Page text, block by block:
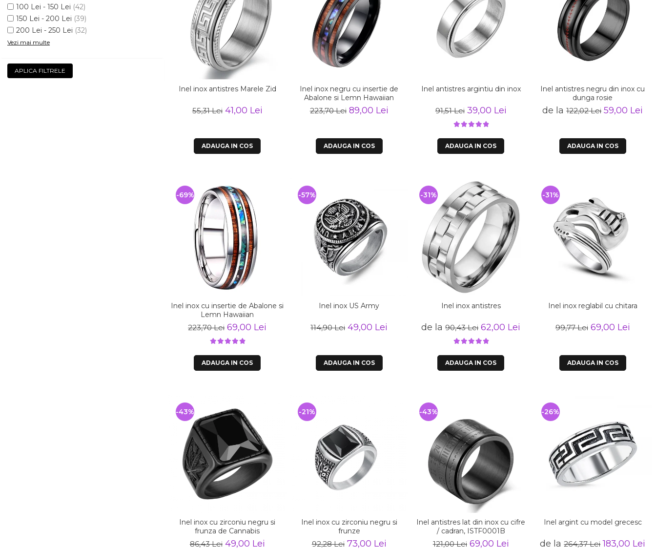
100 Lei - 150 Lei (42)
150 Lei - 200 Lei (39)
200 Lei - 250 Lei (32)
Vezi mai multe
APLICA FILTRELE
Inel inox antistres Marele Zid
55,31 Lei 41,00 Lei
ADAUGA IN COS
Inel inox negru cu insertie de
Abalone si Lemn Hawaiian
223,70 Lei 89,00 Lei
ADAUGA IN COS
Inel antistres argintiu din inox
91,51 Lei 39,00 Lei
ADAUGA IN COS
Inel antistres negru din inox cu
dunga rosie
de la122,02 Lei 59,00 Lei
ADAUGA IN COS
Inel inox cu insertie de Abalone si
Lemn Hawaiian
223,70 Lei 69,00 Lei
-69%
ADAUGA IN COS
Inel inox US Army
114,90 Lei 49,00 Lei
-57%
ADAUGA IN COS
Inel inox antistres
de la90,43 Lei 62,00 Lei
-31%
ADAUGA IN COS
Inel inox reglabil cu chitara
99,77 Lei 69,00 Lei
-31%
ADAUGA IN COS
Inel inox cu zirconiu negru si
frunza de Cannabis
86,43 Lei 49,00 Lei
-43%
Inel inox cu zirconiu negru si
frunze
92,28 Lei 73,00 Lei
-21%
Inel antistres lat din inox cu cifre
/ cadran, ISTF0001B
121,00 Lei 69,00 Lei
-43%
Inel argint cu model grecesc
de la264,37 Lei 183,00 Lei
-26%